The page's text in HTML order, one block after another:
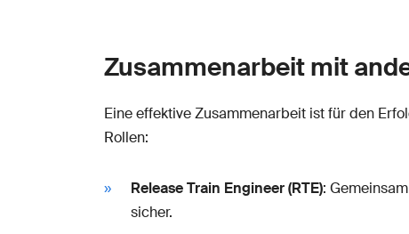
Zusammenarbeit mit
Eine effektive Zusammenarbeit ist für den
Rollen:
Release Train Engineer (RTE):
sicher.